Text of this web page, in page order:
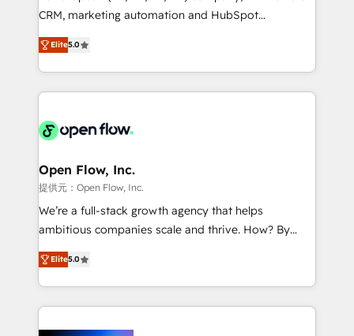
results. The culture is driven by core values; Joy, Grit,
Mindedness, and Clarity. We are driven to win for the
collective good of the company and its clientele, and
things are happening.
CRM, marketing automation and HubSpot
integration products and services to mid-market
and enterprise customers. We ensure that your sales,
service and marketing department operates in the
most effective way, while at the same time
integrated buyers journey. Elixir is located in
and Amsterdam. Elixir is a first mover and leader
when it comes to HubSpot sales and service
implementations, highly renowned for our business
acumen, process (re-)design experience and a
integrate HubSpot with complex solutions like SAP,
MicroSoft, custom solutions,... Our company also has
Elite5.0
Open Flow, Inc.
提供元：Open Flow, Inc.
We’re a full-stack growth agency that helps
ambitious companies scale and thrive. How? By
upgrading and streamlining every single revenue-
generating aspect of your business. We’re proud
HubSpot Elite Solutions Partners and devout CRM
nerds who can harness HubSpot’s custom digital
Elite5.0